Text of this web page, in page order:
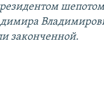
шепотом
законченной.